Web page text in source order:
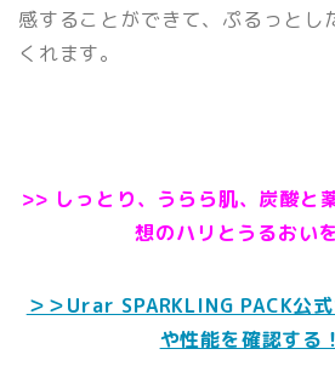
感することができて、ぷるっとし
くれます。
>> しっとり、うらら肌、炭酸と
想のハリとうるおい
＞＞Urar SPARKLING PACK公
や性能を確認する